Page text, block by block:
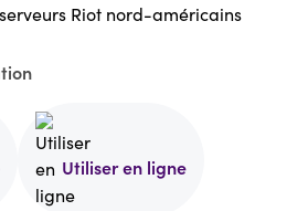
Riot nord-américains
Utiliser en ligne